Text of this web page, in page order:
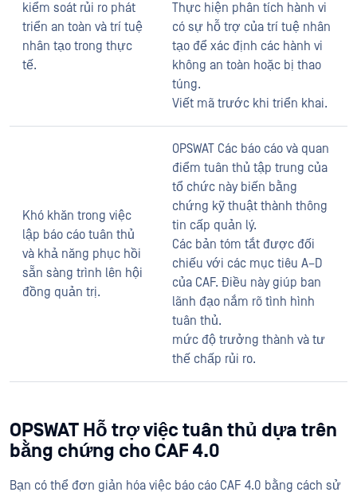
kiểm soát rủi ro phát
triển an toàn và trí tuệ
nhân tạo trong thực
tế.
Thực hiện phân tích hành vi
có sự hỗ trợ của trí tuệ nhân
tạo để xác định các hành vi
không an toàn hoặc bị thao
túng.
Viết mã trước khi triển khai.
Khó khăn trong việc
lập báo cáo tuân thủ
và khả năng phục hồi
sẵn sàng trình lên hội
đồng quản trị.
OPSWAT Các báo cáo và quan
điểm tuân thủ tập trung của
tổ chức này biến bằng
chứng kỹ thuật thành thông
tin cấp quản lý.
Các bản tóm tắt được đối
chiếu với các mục tiêu A–D
của CAF. Điều này giúp ban
lãnh đạo nắm rõ tình hình
tuân thủ.
mức độ trưởng thành và tư
thế chấp rủi ro.
OPSWAT Hỗ trợ việc tuân thủ dựa trên
bằng chứng cho CAF 4.0
Bạn có thể đơn giản hóa việc báo cáo CAF 4.0 bằng cách sử